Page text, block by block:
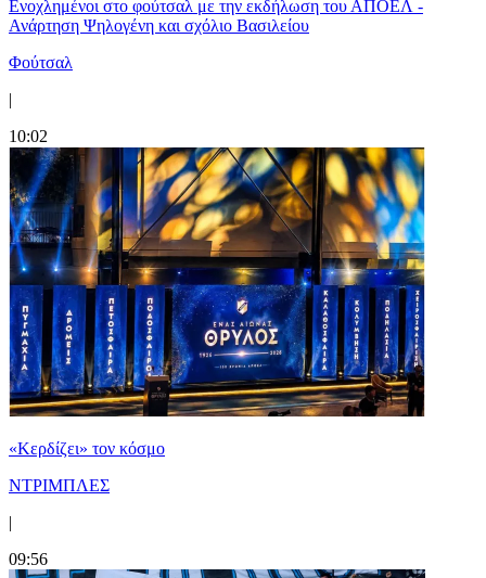
Ενοχλημένοι στο φούτσαλ με την εκδήλωση του ΑΠΟΕΛ -
Ανάρτηση Ψηλογένη και σχόλιο Βασιλείου
Φούτσαλ
|
10:02
«Κερδίζει» τον κόσμο
ΝΤΡΙΜΠΛΕΣ
|
09:56